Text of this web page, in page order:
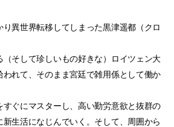
異世界転移してしまった黒津遥都（クロ
そして珍しいもの好きな）ロイツェン大
れて、そのまま宮廷で雑用係として働か
ぐにマスターし、高い勤労意欲と抜群の
生活になじんでいく。そして、周囲から